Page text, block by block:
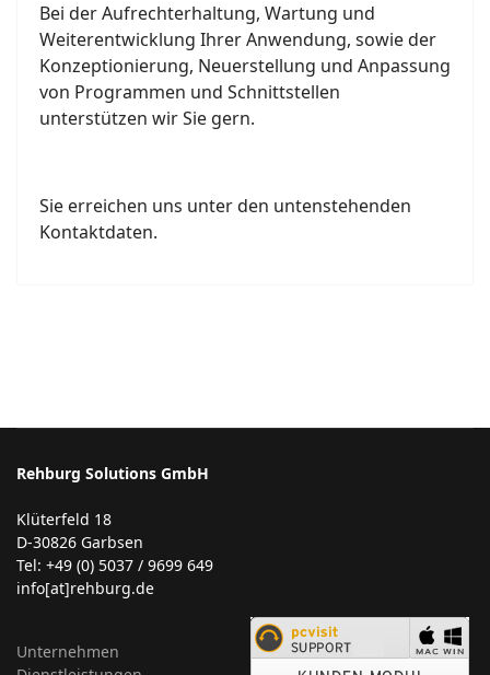
Bei der Aufrechterhaltung, Wartung und
Weiterentwicklung Ihrer Anwendung, sowie der
Konzeptionierung, Neuerstellung und Anpassung
von Programmen und Schnittstellen
unterstützen wir Sie gern.
Sie erreichen uns unter den untenstehenden
Kontaktdaten.
Rehburg Solutions GmbH
Klüterfeld 18
D-30826 Garbsen
Tel: +49 (0) 5037 / 9699 649
info[at]rehburg.de
Unternehmen